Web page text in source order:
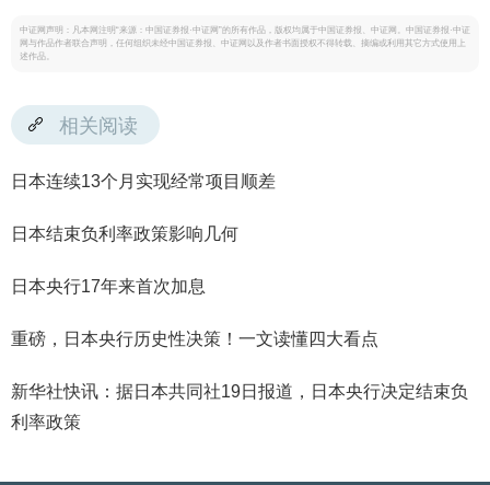
中证网声明：凡本网注明“来源：中国证券报·中证网”的所有作品，版权均属于中国证券报、中证网。中国证券报·中证
网与作品作者联合声明，任何组织未经中国证券报、中证网以及作者书面授权不得转载、摘编或利用其它方式使用上
述作品。
相关阅读
日本连续13个月实现经常项目顺差
日本结束负利率政策影响几何
日本央行17年来首次加息
重磅，日本央行历史性决策！一文读懂四大看点
新华社快讯：据日本共同社19日报道，日本央行决定结束负
利率政策